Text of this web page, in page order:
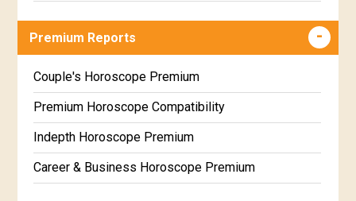
Wealth & Fortune Horoscope Free
Free Daily Rashiphal
Free Weekly Rashifal
Free Star Horoscope
Free panchanga Predictions
Premium Reports
Couple's Horoscope Premium
Premium Horoscope Compatibility
Indepth Horoscope Premium
Career & Business Horoscope Premium